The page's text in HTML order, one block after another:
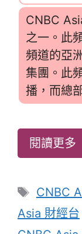
CNBC
之一。此
頻道的亞
集團。此
播，而總
閱讀更多
標
籤
CNBC
Asia 財經台